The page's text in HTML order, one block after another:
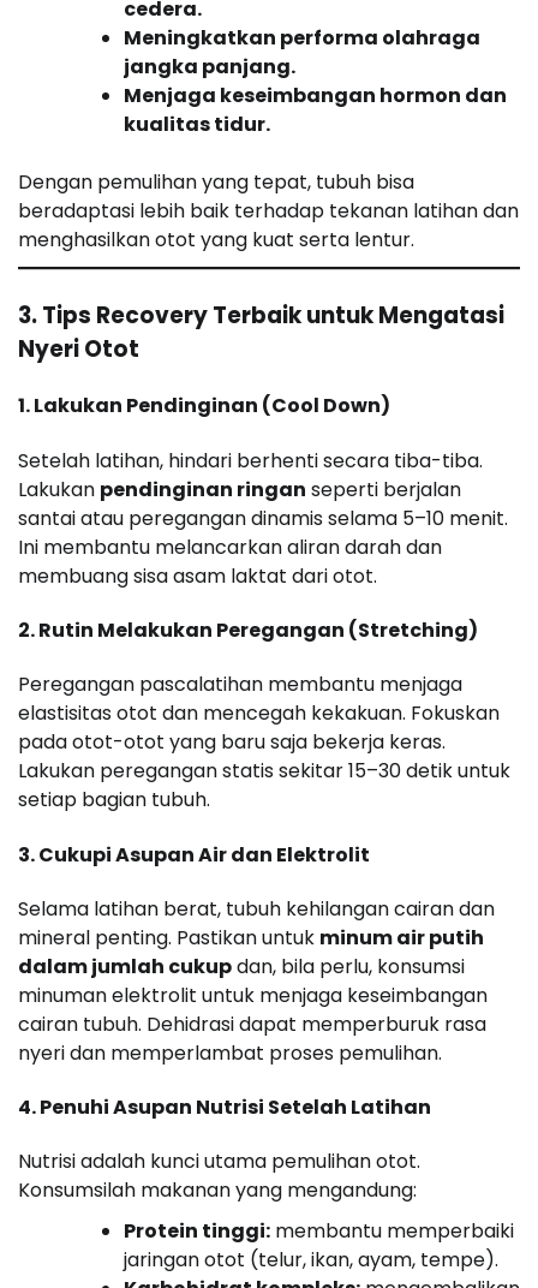
cedera.
Meningkatkan performa olahraga
jangka panjang.
Menjaga keseimbangan hormon dan
kualitas tidur.
Dengan pemulihan yang tepat, tubuh bisa
beradaptasi lebih baik terhadap tekanan latihan dan
menghasilkan otot yang kuat serta lentur.
3. Tips Recovery Terbaik untuk Mengatasi
Nyeri Otot
1. Lakukan Pendinginan (Cool Down)
Setelah latihan, hindari berhenti secara tiba-tiba.
Lakukan pendinginan ringan seperti berjalan
santai atau peregangan dinamis selama 5–10 menit.
Ini membantu melancarkan aliran darah dan
membuang sisa asam laktat dari otot.
2. Rutin Melakukan Peregangan (Stretching)
Peregangan pascalatihan membantu menjaga
elastisitas otot dan mencegah kekakuan. Fokuskan
pada otot-otot yang baru saja bekerja keras.
Lakukan peregangan statis sekitar 15–30 detik untuk
setiap bagian tubuh.
3. Cukupi Asupan Air dan Elektrolit
Selama latihan berat, tubuh kehilangan cairan dan
mineral penting. Pastikan untuk minum air putih
dalam jumlah cukupdan, bila perlu, konsumsi
minuman elektrolit untuk menjaga keseimbangan
cairan tubuh. Dehidrasi dapat memperburuk rasa
nyeri dan memperlambat proses pemulihan.
4. Penuhi Asupan Nutrisi Setelah Latihan
Nutrisi adalah kunci utama pemulihan otot.
Konsumsilah makanan yang mengandung:
Protein tinggi: membantu memperbaiki
jaringan otot (telur, ikan, ayam, tempe).